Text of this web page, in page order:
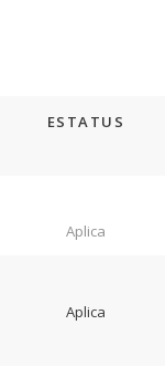
ESTATUS
Aplica
Aplica